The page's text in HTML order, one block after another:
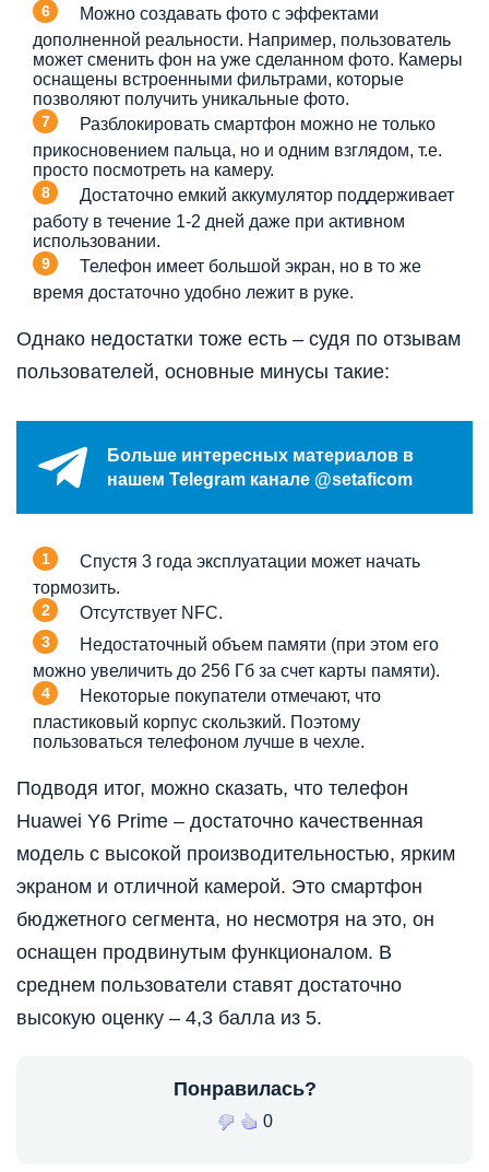
Можно создавать фото с эффектами
дополненной реальности. Например, пользователь
может сменить фон на уже сделанном фото. Камеры
оснащены встроенными фильтрами, которые
позволяют получить уникальные фото.
Разблокировать смартфон можно не только
прикосновением пальца, но и одним взглядом, т.е.
просто посмотреть на камеру.
Достаточно емкий аккумулятор поддерживает
работу в течение 1-2 дней даже при активном
использовании.
Телефон имеет большой экран, но в то же
время достаточно удобно лежит в руке.
Однако недостатки тоже есть – судя по отзывам
пользователей, основные минусы такие:
Больше интересных материалов в
нашем Telegram канале @setaficom
Спустя 3 года эксплуатации может начать
тормозить.
Отсутствует NFC.
Недостаточный объем памяти (при этом его
можно увеличить до 256 Гб за счет карты памяти).
Некоторые покупатели отмечают, что
пластиковый корпус скользкий. Поэтому
пользоваться телефоном лучше в чехле.
Подводя итог, можно сказать, что телефон
Huawei Y6 Prime – достаточно качественная
модель с высокой производительностью, ярким
экраном и отличной камерой. Это смартфон
бюджетного сегмента, но несмотря на это, он
оснащен продвинутым функционалом. В
среднем пользователи ставят достаточно
высокую оценку – 4,3 балла из 5.
Понравилась?
0